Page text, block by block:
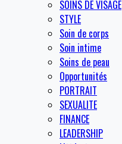
SOINS DE VISAGE
STYLE
Soin de corps
Soin intime
Soins de peau
Opportunités
PORTRAIT
SEXUALITE
FINANCE
LEADERSHIP